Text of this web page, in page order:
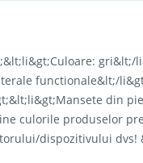
functionale&lt;/
din
culorile produselor
dispozitivului dvs!